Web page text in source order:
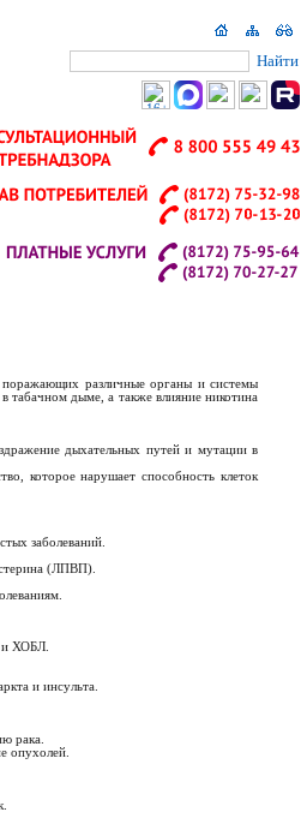
Найти
поражающих различные органы и системы
табачном дыме, а также влияние никотина
дыхательных путей и мутации в
которое нарушает способность клеток
заболеваний.
(ЛПВП).
и ХОБЛ.
и инсульта.
рака.
опухолей.